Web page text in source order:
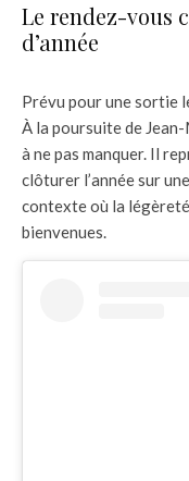
Le rendez-vous
d’année
Prévu pour une sortie
À la poursuite de Jean-
à ne pas manquer. Il
clôturer l’année sur
contexte où la
bienvenues.